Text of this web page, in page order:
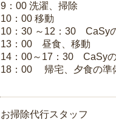
9：00 洗濯、掃除
10：00 移動
10：30 ～12：30 CaSy
13：00 昼食、移動
14：00～17：30 CaSy
18：00 帰宅、夕食の準
お掃除代行スタッフ